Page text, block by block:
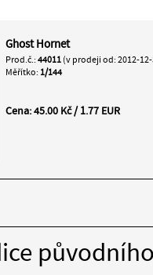
Ghost Hornet
Prod.č.: 44011 (v prodeji od: 2012-
Měřítko: 1/144
Cena: 45.00 Kč / 1.77 EUR